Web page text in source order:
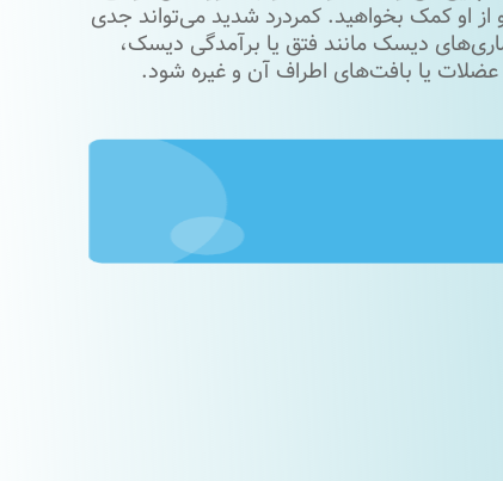
او کمک بخواهید. کمردرد شدید می‌تواند جدی
دیسک مانند فتق یا برآمدگی دیسک،
یا بافت‌های اطراف آن و غیره شود.